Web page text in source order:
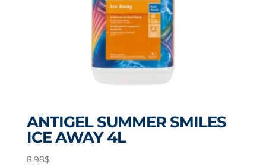
ANTIGEL SUMMER SMILES
ICE AWAY 4L
8.98$